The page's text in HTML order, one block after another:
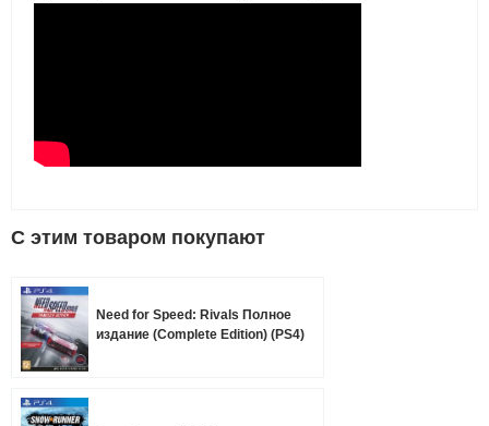
C этим товаром покупают
Need for Speed: Rivals Полное
издание (Complete Edition) (PS4)